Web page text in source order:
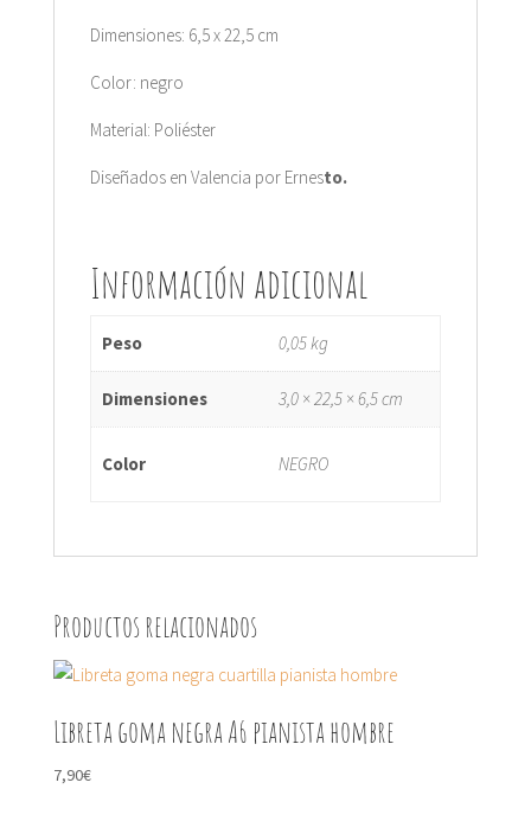
Dimensiones: 6,5 x 22,5 cm
Color: negro
Material: Poliéster
Diseñados en Valencia por Ernesto.
Información adicional
Peso 0,05 kg
Dimensiones 3,0 × 22,5 × 6,5 cm
Color NEGRO
Productos relacionados
Libreta goma negra A6 pianista hombre
7,90€